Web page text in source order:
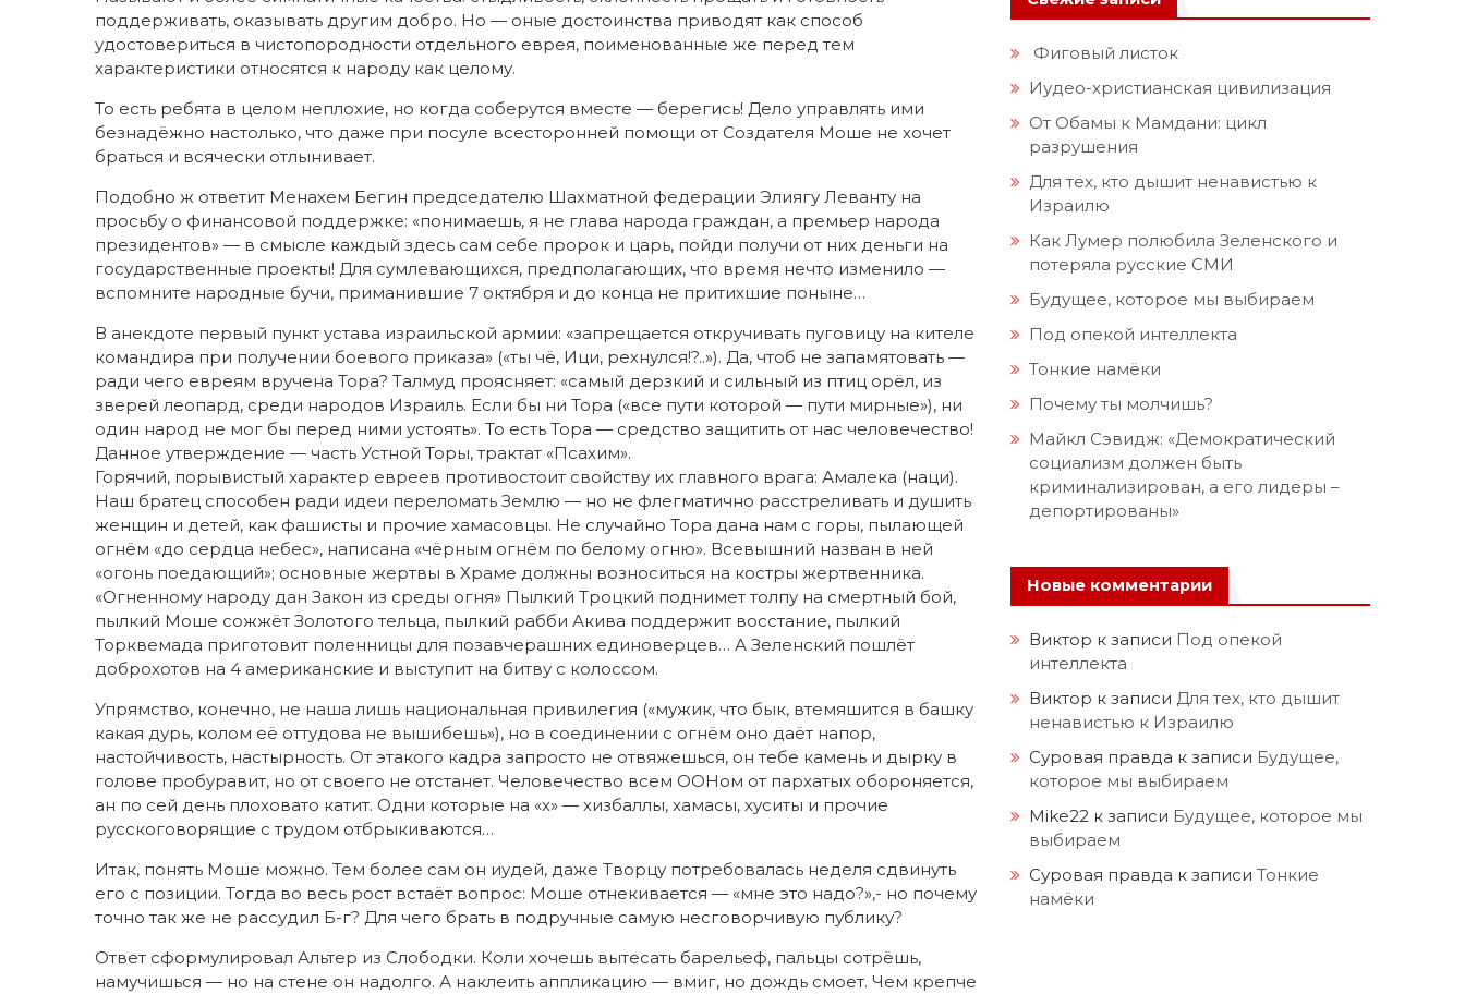
поддерживать, оказывать другим добро. Но — оные достоинства приводят как способ
удостовериться в чистопородности отдельного еврея, поименованные же перед тем
характеристики относятся к народу как целому.
То есть ребята в целом неплохие, но когда соберутся вместе — берегись! Дело управлять ими
безнадёжно настолько, что даже при посуле всесторонней помощи от Создателя Моше не хочет
браться и всячески отлынивает.
Подобно ж ответит Менахем Бегин председателю Шахматной федерации Элиягу Леванту на
просьбу о финансовой поддержке: «понимаешь, я не глава народа граждан, а премьер народа
президентов» — в смысле каждый здесь сам себе пророк и царь, пойди получи от них деньги на
государственные проекты! Для сумлевающихся, предполагающих, что время нечто изменило —
вспомните народные бучи, приманившие 7 октября и до конца не притихшие поныне…
В анекдоте первый пункт устава израильской армии: «запрещается откручивать пуговицу на кителе
командира при получении боевого приказа» («ты чё, Ици, рехнулся!?..»). Да, чтоб не запамятовать —
ради чего евреям вручена Тора? Талмуд проясняет: «самый дерзкий и сильный из птиц орёл, из
зверей леопард, среди народов Израиль. Если бы ни Тора («все пути которой — пути мирные»), ни
один народ не мог бы перед ними устоять». То есть Тора — средство защитить от нас человечество!
Данное утверждение — часть Устной Торы, трактат «Псахим».
Горячий, порывистый характер евреев противостоит свойству их главного врага: Амалека (наци).
Наш братец способен ради идеи переломать Землю — но не флегматично расстреливать и душить
женщин и детей, как фашисты и прочие хамасовцы. Не случайно Тора дана нам с горы, пылающей
огнём «до сердца небес», написана «чёрным огнём по белому огню». Всевышний назван в ней
«огонь поедающий»; основные жертвы в Храме должны возноситься на костры жертвенника.
«Огненному народу дан Закон из среды огня» Пылкий Троцкий поднимет толпу на смертный бой,
пылкий Моше сожжёт Золотого тельца, пылкий рабби Акива поддержит восстание, пылкий
Торквемада приготовит поленницы для позавчерашних единоверцев… А Зеленский пошлёт
доброхотов на 4 американские и выступит на битву с колоссом.
Упрямство, конечно, не наша лишь национальная привилегия («мужик, что бык, втемяшится в башку
какая дурь, колом её оттудова не вышибешь»), но в соединении с огнём оно даёт напор,
настойчивость, настырность. От этакого кадра запросто не отвяжешься, он тебе камень и дырку в
голове пробуравит, но от своего не отстанет. Человечество всем ООНом от пархатых обороняется,
ан по сей день плоховато катит. Одни которые на «х» — хизбаллы, хамасы, хуситы и прочие
русскоговорящие с трудом отбрыкиваются…
Итак, понять Моше можно. Тем более сам он иудей, даже Творцу потребовалась неделя сдвинуть
его с позиции. Тогда во весь рост встаёт вопрос: Моше отнекивается — «мне это надо?»,- но почему
точно так же не рассудил Б-г? Для чего брать в подручные самую несговорчивую публику?
Ответ сформулировал Альтер из Слободки. Коли хочешь вытесать барельеф, пальцы сотрёшь,
намучишься — но на стене он надолго. А наклеить аппликацию — вмиг, но дождь смоет. Чем крепче
Фиговый листок
Иудео-христианская цивилизация
От Обамы к Мамдани: цикл
разрушения
Для тех, кто дышит ненавистью к
Израилю
Как Лумер полюбила Зеленского и
потеряла русские СМИ
Будущее, которое мы выбираем
Под опекой интеллекта
Тонкие намёки
Почему ты молчишь?
Майкл Сэвидж: «Демократический
социализм должен быть
криминализирован, а его лидеры –
депортированы»
Новые комментарии
Виктор к записи Под опекой
интеллекта
Виктор к записи Для тех, кто дышит
ненавистью к Израилю
Суровая правда к записи Будущее,
которое мы выбираем
Mike22 к записи Будущее, которое мы
выбираем
Суровая правда к записи Тонкие
намёки